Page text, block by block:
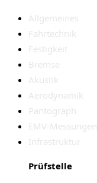
Allgemeines
Fahrtechnik
Festigkeit
Bremse
Akustik
Aerodynamik
Pantograph
EMV-Messungen
Infrastruktur
Prüfstelle